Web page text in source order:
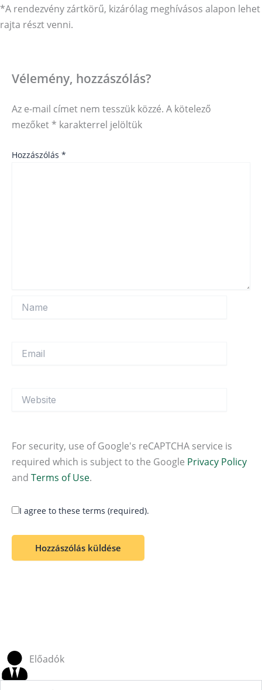
*A rendezvény zártkörű, kizárólag meghívásos alapon lehet
rajta részt venni.
Vélemény, hozzászólás?
Az e-mail címet nem tesszük közzé. A kötelező
mezőket * karakterrel jelöltük
Hozzászólás *
For security, use of Google's reCAPTCHA service is
required which is subject to the Google Privacy Policy
and Terms of Use.
I agree to these terms (required).
Előadók